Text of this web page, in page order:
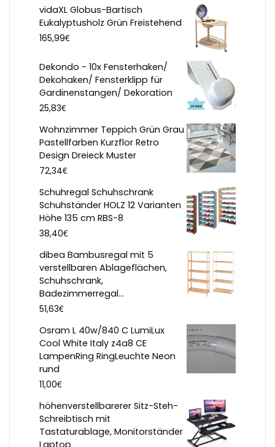
vidaXL Globus-Bartisch
Eukalyptusholz Grün Freistehend
165,99€
Dekondo - 10x Fensterhaken/
Dekohaken/ Fensterklipp für
Gardinenstangen/ Dekoration
25,83€
Wohnzimmer Teppich Grün Grau
Pastellfarben Kurzflor Retro
Design Dreieck Muster
72,34€
Schuhregal Schuhschrank
Schuhständer HOLZ 12 Varianten
Höhe 135 cm RBS-8
38,40€
dibea Bambusregal mit 5
verstellbaren Ablageflächen,
Schuhschrank,
Badezimmerregal...
51,63€
Osram L 40w/840 C LumiLux
Cool White Italy z4a8 CE
LampenRing RingLeuchte Neon
rund
11,00€
höhenverstellbarerer Sitz-Steh-
Schreibtisch mit
Tastaturablage, Monitorständer